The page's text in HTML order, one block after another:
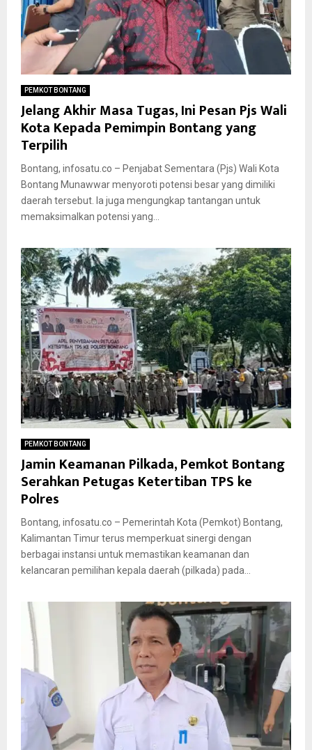
PEMKOT BONTANG
Jelang Akhir Masa Tugas, Ini Pesan Pjs Wali
Kota Kepada Pemimpin Bontang yang
Terpilih
Bontang, infosatu.co – Penjabat Sementara (Pjs) Wali Kota
Bontang Munawwar menyoroti potensi besar yang dimiliki
daerah tersebut. Ia juga mengungkap tantangan untuk
memaksimalkan potensi yang...
PEMKOT BONTANG
Jamin Keamanan Pilkada, Pemkot Bontang
Serahkan Petugas Ketertiban TPS ke
Polres
Bontang, infosatu.co – Pemerintah Kota (Pemkot) Bontang,
Kalimantan Timur terus memperkuat sinergi dengan
berbagai instansi untuk memastikan keamanan dan
kelancaran pemilihan kepala daerah (pilkada) pada...